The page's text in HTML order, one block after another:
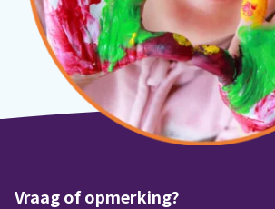
Vraag of opmerking?